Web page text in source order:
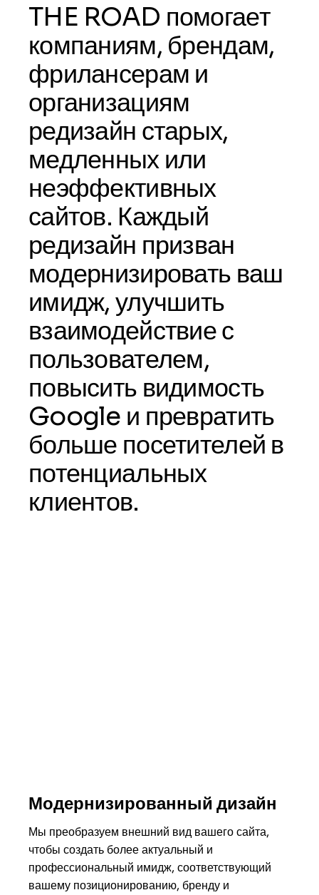
THE ROAD помогает
компаниям, брендам,
фрилансерам и
организациям
редизайн старых,
медленных или
неэффективных
сайтов. Каждый
редизайн призван
модернизировать ваш
имидж, улучшить
взаимодействие с
пользователем,
повысить видимость
Google и превратить
больше посетителей в
потенциальных
клиентов.
Модернизированный дизайн
Мы преобразуем внешний вид вашего сайта,
чтобы создать более актуальный и
профессиональный имидж, соответствующий
вашему позиционированию, бренду и